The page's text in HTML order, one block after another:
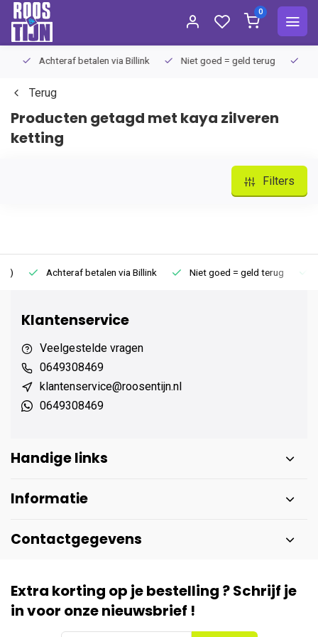
0
Achteraf betalen via Billink Niet goed = geld terug
Terug
Producten getagd met kaya zilveren
ketting
Filters
Achteraf betalen via Billink Niet goed = geld terug
Klantenservice
Veelgestelde vragen
0649308469
klantenservice@roosentijn.nl
0649308469
Handige links
Informatie
Contactgegevens
Extra korting op je bestelling ? Schrijf je
in voor onze nieuwsbrief !